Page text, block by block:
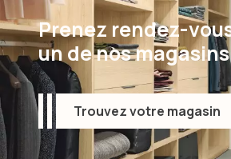
Prenez rendez-
un de nos
Trouvez votre magasin
Trouvez votre magasin